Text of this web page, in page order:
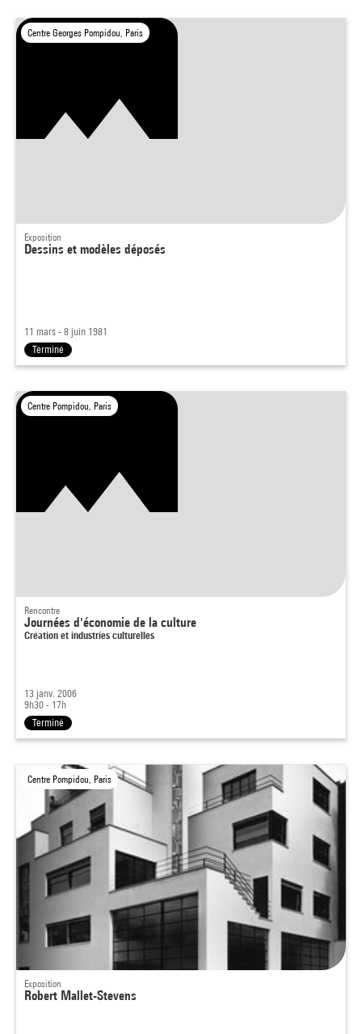
Centre Georges Pompidou, Paris
Exposition
Dessins et modèles déposés
11 mars - 8 juin 1981
Terminé
Centre Pompidou, Paris
Rencontre
Journées d'économie de la culture
Création et industries culturelles
13 janv. 2006
9h30 - 17h
Terminé
Centre Pompidou, Paris
Exposition
Robert Mallet-Stevens